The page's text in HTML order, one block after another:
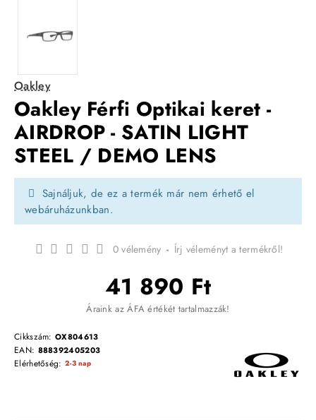
Oakley
Oakley Férfi Optikai keret -
AIRDROP - SATIN LIGHT
STEEL / DEMO LENS
Sajnáljuk, de ez a termék már nem érhető el
webáruházunkban.
0 vélemény - Írj véleményt a termékről!
41 890 Ft
Áraink az ÁFA értékét tartalmazzák!
Cikkszám: OX804613
EAN: 888392405203
Elérhetőség: 2-3 nap